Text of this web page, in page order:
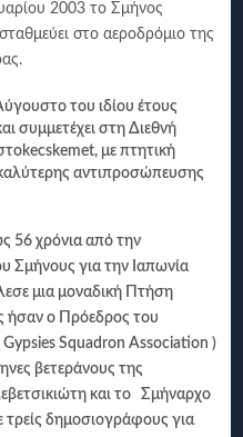
2003 το Σμήνος
στο αεροδρόμιο της
του ιδίου έτους
συμμετέχει στη Διεθνή
kecskemet, με πτητική
καλύτερης αντιπροσώπευσης
56 χρόνια από την
Σμήνους για την Ιαπωνία
μια μοναδική Πτήση
ήσαν ο Πρόεδρος του
Gypsies Squadron Association )
βετεράνους της
και το Σμήναρχο
τρείς δημοσιογράφους για